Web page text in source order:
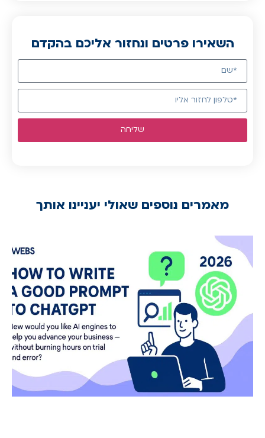
השאירו פרטים ונחזור אליכם בהקדם
שליחה
מאמרים נוספים שאולי יעניינו אותך